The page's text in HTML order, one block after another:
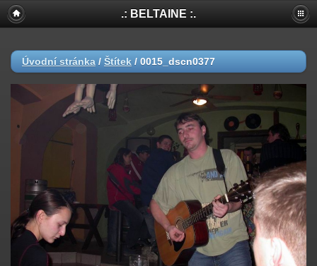
.: BELTAINE :.
Úvodní stránka / Štítek / 0015_dscn0377